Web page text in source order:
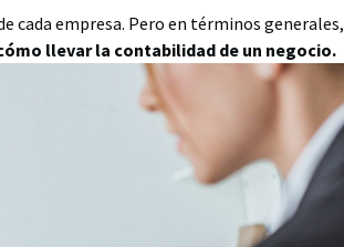
cada empresa. Pero en términos generales,
llevar la contabilidad de un negocio.